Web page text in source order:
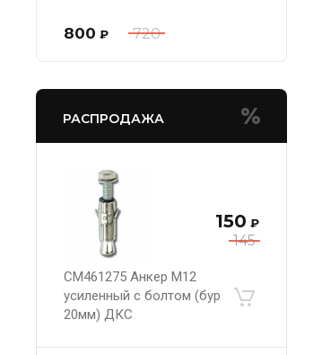
720
800 ₽
РАСПРОДАЖА
145
150 ₽
CM461275 Анкер М12
усиленный с болтом (бур
20мм) ДКС